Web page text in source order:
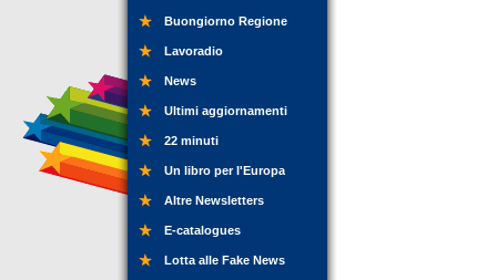
Buongiorno Regione
Lavoradio
News
Ultimi aggiornamenti
22 minuti
Un libro per l'Europa
Altre Newsletters
E-catalogues
Lotta alle Fake News